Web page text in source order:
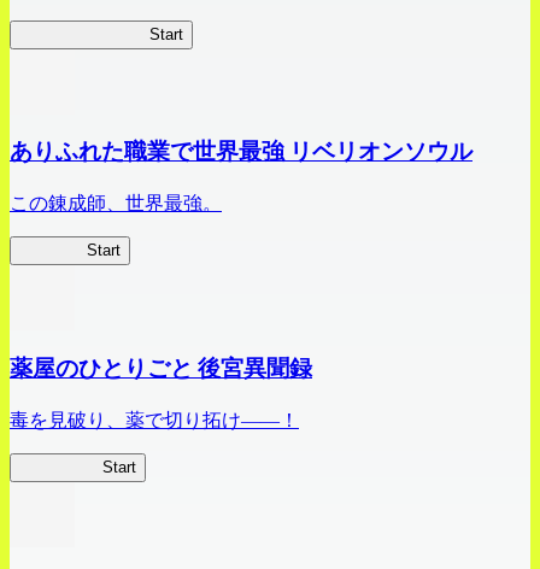
Start
ありふれた職業で世界最強 リベリオンソウル
この錬成師、世界最強。
Start
薬屋のひとりごと 後宮異聞録
毒を見破り、薬で切り拓け――！
Start